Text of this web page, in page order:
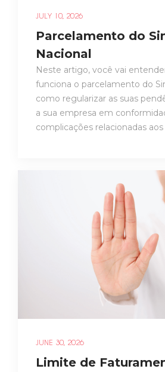
JULY 10, 2026
Parcelamento do
Nacional
Neste artigo, você vai
funciona o parcelamento do
como regularizar as suas
a sua empresa em
complicações relacionadas
JUNE 30, 2026
Limite de